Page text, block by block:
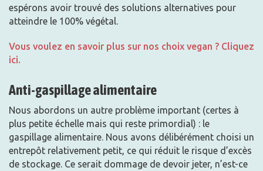
espérons avoir trouvé des solutions alternatives pour
atteindre le 100% végétal.
Vous voulez en savoir plus sur nos choix vegan ? Cliquez
ici.
Anti-gaspillage alimentaire
Nous abordons un autre problème important (certes à
plus petite échelle mais qui reste primordial) : le
gaspillage alimentaire. Nous avons délibérément choisi un
entrepôt relativement petit, ce qui réduit le risque d’excès
de stockage. Ce serait dommage de devoir jeter, n’est-ce